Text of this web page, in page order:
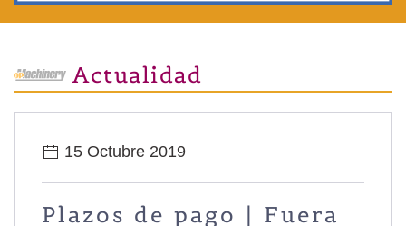
Actualidad
15 Octubre 2019
Plazos de pago | Fuera